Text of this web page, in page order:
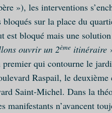
»), les interventions
bloqués sur la place du
est bloqué mais une
ouvrir un 2ème itinéraire
premier qui contourne le
Raspail, le deuxième
Saint-Michel. Dans la
manifestants n’avancent